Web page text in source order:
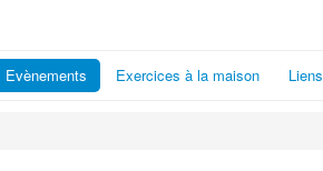
Evènements Exercices à la maison Liens